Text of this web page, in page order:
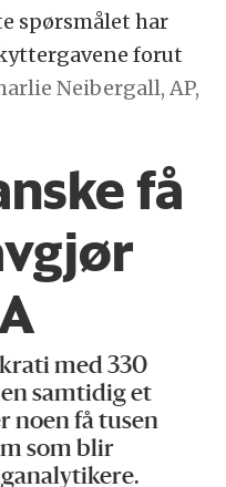
spørsmålet har
forut
Neibergall, AP,
få
med 330
samtidig et
noen få tusen
som blir